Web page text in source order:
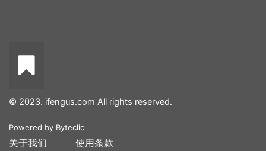
© 2023. ifengus.com All rights reserved.
Powered by Byteclic
关于我们 使用条款